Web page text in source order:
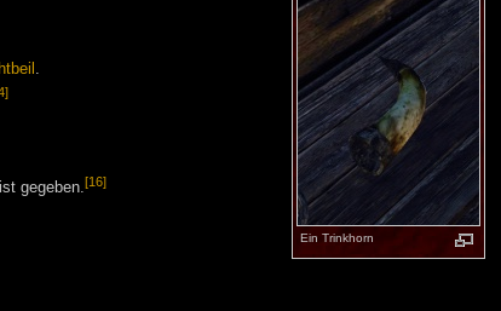
Ein Trinkhorn
.
gegeben.[16]